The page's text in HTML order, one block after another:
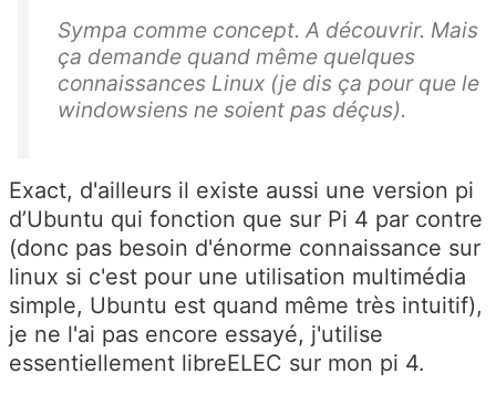
Sympa comme concept. A découvrir. Mais
ça demande quand même quelques
connaissances Linux (je dis ça pour que le
windowsiens ne soient pas déçus).
Exact, d'ailleurs il existe aussi une version pi
d’Ubuntu qui fonction que sur Pi 4 par contre
(donc pas besoin d'énorme connaissance sur
linux si c'est pour une utilisation multimédia
simple, Ubuntu est quand même très intuitif),
je ne l'ai pas encore essayé, j'utilise
essentiellement libreELEC sur mon pi 4.